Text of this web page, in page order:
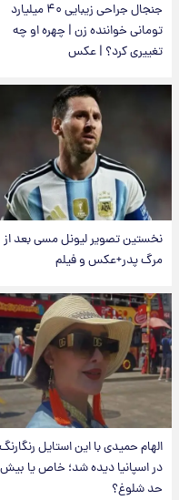
جنجال جراحی زیبایی ۴۰ میلیارد
تومانی خواننده زن | چهره او چه
تغییری کرد؟ | عکس
نخستین تصویر لیونل مسی بعد از
مرگ پدر+عکس و فیلم
الهام حمیدی با این استایل رنگارنگ
در اسپانیا دیده شد؛ خاص یا بیش از
حد شلوغ؟